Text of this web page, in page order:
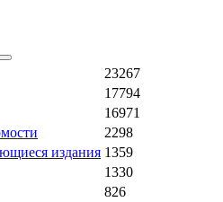
23267
17794
16971
2298
издания 1359
1330
826